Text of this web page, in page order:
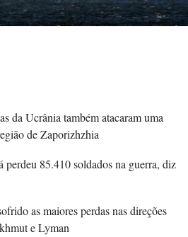
da Ucrânia também atacaram uma
de Zaporizhzhia
perdeu 85.410 soldados na guerra, diz
as maiores perdas nas direções
e Lyman